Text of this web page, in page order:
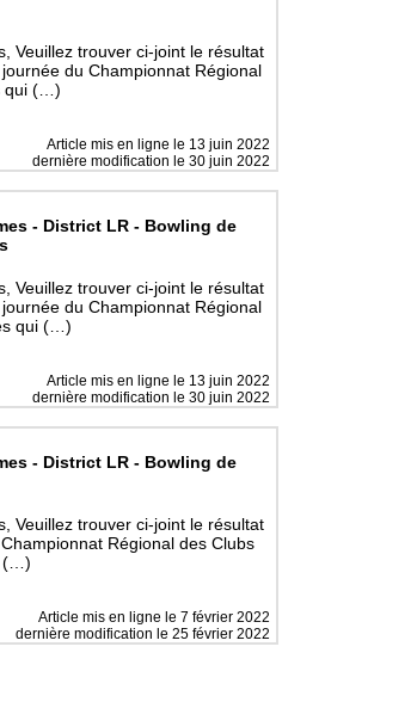
Veuillez trouver ci-joint le résultat
du Championnat Régional
qui (…)
Article mis en ligne le 13 juin 2022
dernière modification le 30 juin 2022
- District LR - Bowling de
Veuillez trouver ci-joint le résultat
du Championnat Régional
qui (…)
Article mis en ligne le 13 juin 2022
dernière modification le 30 juin 2022
- District LR - Bowling de
Veuillez trouver ci-joint le résultat
Régional des Clubs
(…)
Article mis en ligne le7 février 2022
dernière modification le 25 février 2022